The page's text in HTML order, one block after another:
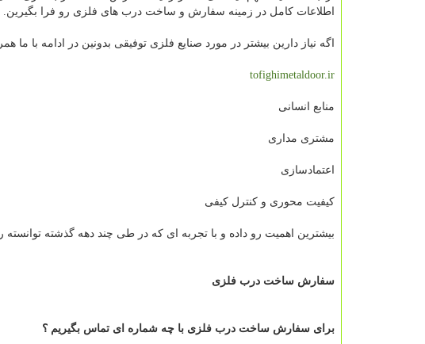
اطلاعات کامل در زمینه سفارش و ساخت درب های فلزی رو فرا بگیرین.
اگه نیاز دارین بیشتر در مورد صنایع فلزی توفیقی بدونین در ادامه با ما
tofighimetaldoor.ir
منابع انسانی
مشتری مداری
اعتمادسازی
کیفیت محوری و کنترل کیفی
بیشترین اهمیت رو داده و با تجربه ای که در طی چند دهه گذشته
سفارش ساخت درب فلزی
برای سفارش ساخت درب فلزی با چه شماره ای تماس بگیریم ؟